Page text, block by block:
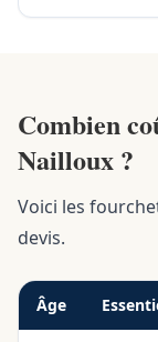
Combien
Nailloux ?
Voici les
devis.
Âge